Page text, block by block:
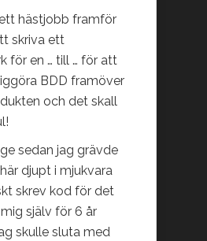
hästjobb framför
skriva ett
för en … till … för att
BDD framöver
och det skall
sedan jag grävde
djupt i mjukvara
skrev kod för det
själv för 6 år
skulle sluta med